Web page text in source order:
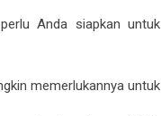
Anda siapkan untuk
memerlukannya untuk